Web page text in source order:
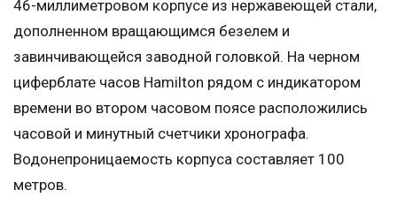
46-миллиметровом корпусе из нержавеющей стали,
дополненном вращающимся безелем и
завинчивающейся заводной головкой. На черном
циферблате часов Hamilton рядом с индикатором
времени во втором часовом поясе расположились
часовой и минутный счетчики хронографа.
Водонепроницаемость корпуса составляет 100
метров.